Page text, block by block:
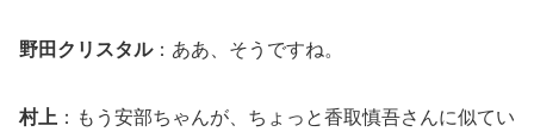
野田クリスタル：ああ、そうですね。
村上 ：もう安部ちゃんが、ちょっと香取慎吾さんに似てい